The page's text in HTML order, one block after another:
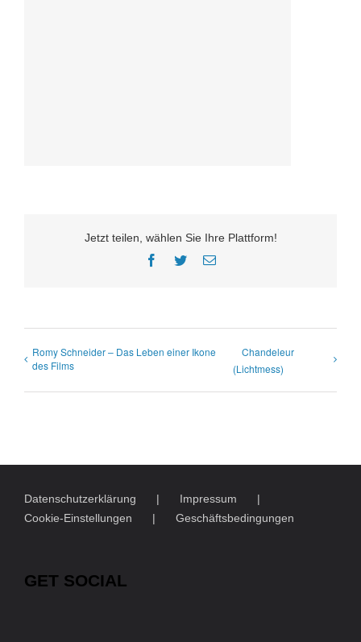
Jetzt teilen, wählen Sie Ihre Plattform!
Facebook
TwitterE-
Romy Schneider – Das Leben einer Ikone
des Films
Chandeleur
(Lichtmess)
Datenschutzerklärung
Impressum
Cookie-Einstellungen
Geschäftsbedingungen
GET SOCIAL